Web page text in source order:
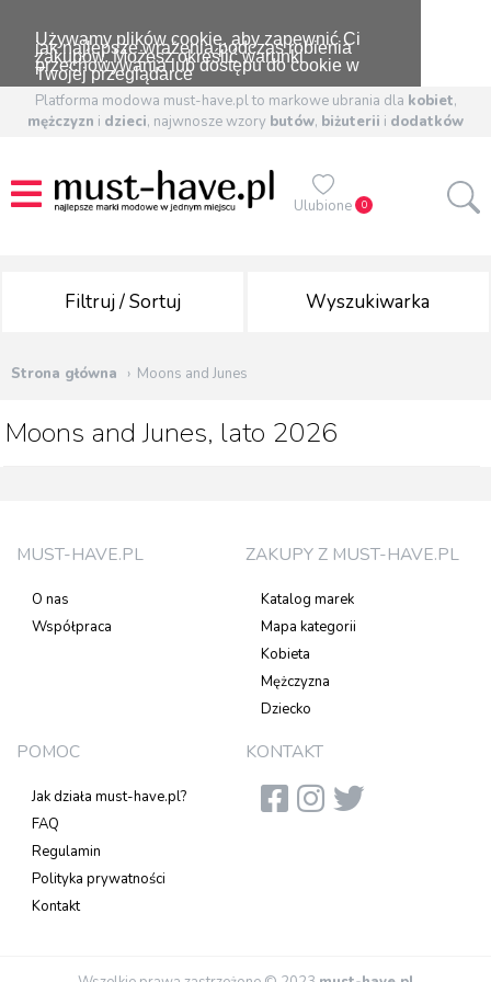
Używamy plików cookie, aby zapewnić Ci
jak najlepsze wrażenia podczas robienia
zakupów. Możesz określić warunki
przechowywania lub dostępu do cookie w
Twojej przeglądarce
Platforma modowa must-have.pl to markowe ubrania dla kobiet,
mężczyzn i dzieci, najwnosze wzory butów, biżuterii i dodatków
Ulubione 0
Filtruj / Sortuj Wyszukiwarka
Strona główna Moons and Junes
Moons and Junes, lato 2026
MUST-HAVE.PL
O nas
Współpraca
ZAKUPY Z MUST-HAVE.PL
Katalog marek
Mapa kategorii
Kobieta
Mężczyzna
Dziecko
POMOC
Jak działa must-have.pl?
FAQ
Regulamin
Polityka prywatności
Kontakt
KONTAKT